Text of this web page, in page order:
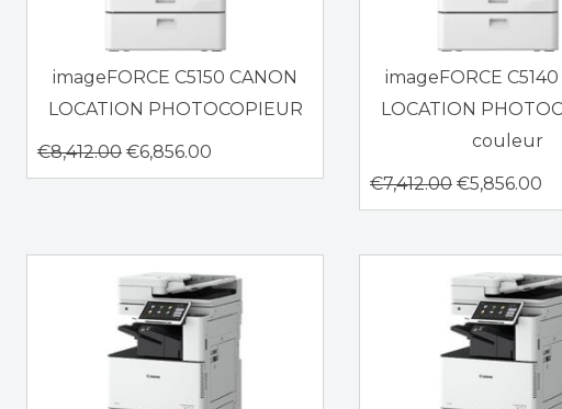
imageFORCE C5150 CANON
LOCATION PHOTOCOPIEUR
€8,412.00 €6,856.00
imageFORCE C5140
LOCATION
couleur
€7,412.00 €5,856.00